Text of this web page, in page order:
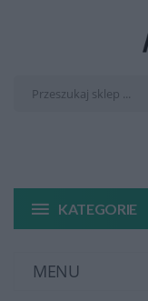
KATEGORIE
MENU